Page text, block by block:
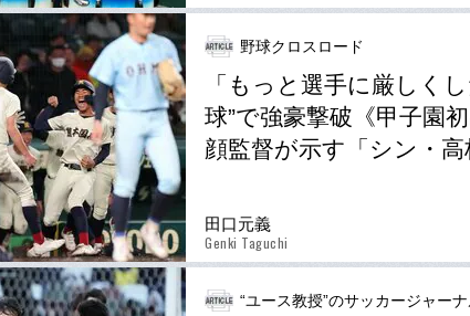
野球クロスロード
「もっと選手に厳しく
球”で強豪撃破《甲子園
顔監督が示す「シン・高
田口元義
Genki Taguchi
“ユース教授”のサッカージャー